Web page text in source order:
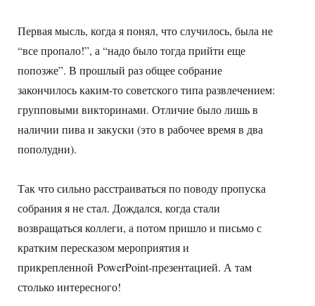
Первая мысль, когда я понял, что случилось, была не
“все пропало!”, а “надо было тогда прийти еще
попозже”. В прошлый раз общее собрание
закончилось каким-то советского типа развлечением:
групповыми викторинами. Отличие было лишь в
наличии пива и закуски (это в рабочее время в два
пополудни).
Так что сильно расстраиваться по поводу пропуска
собрания я не стал. Дождался, когда стали
возвращаться коллеги, а потом пришло и письмо с
кратким пересказом мероприятия и
прикрепленной PowerPoint-презентацией. А там
столько интересного!